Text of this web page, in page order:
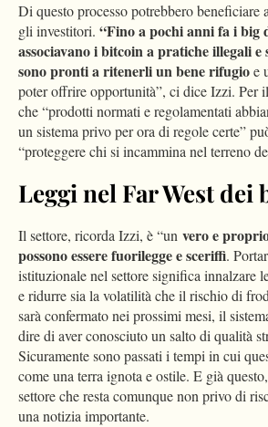
Di questo processo potrebbero beneficiare
gli investitori. “Fino a pochi anni fa i big
associavano i bitcoin a pratiche illegali e
sono pronti a ritenerli un bene rifugioe
poter offrire opportunità”, ci dice Izzi. Per
che “prodotti normati e regolamentati
un sistema privo per ora di regole certe”
“proteggere chi si incammina nel terreno
Leggi nel Far West dei
Il settore, ricorda Izzi, è “un vero e
possono essere fuorilegge e sceriffi.
istituzionale nel settore significa innalzare
e ridurre sia la volatilità che il rischio di
sarà confermato nei prossimi mesi, il
dire di aver conosciuto un salto di qualità
Sicuramente sono passati i tempi in cui
come una terra ignota e ostile. E già
settore che resta comunque non privo di
una notizia importante.